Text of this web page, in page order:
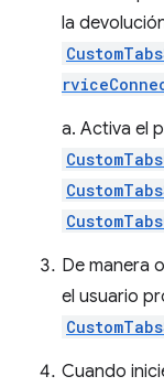
la
a. Activa el
De manera
el usuario
Cuando